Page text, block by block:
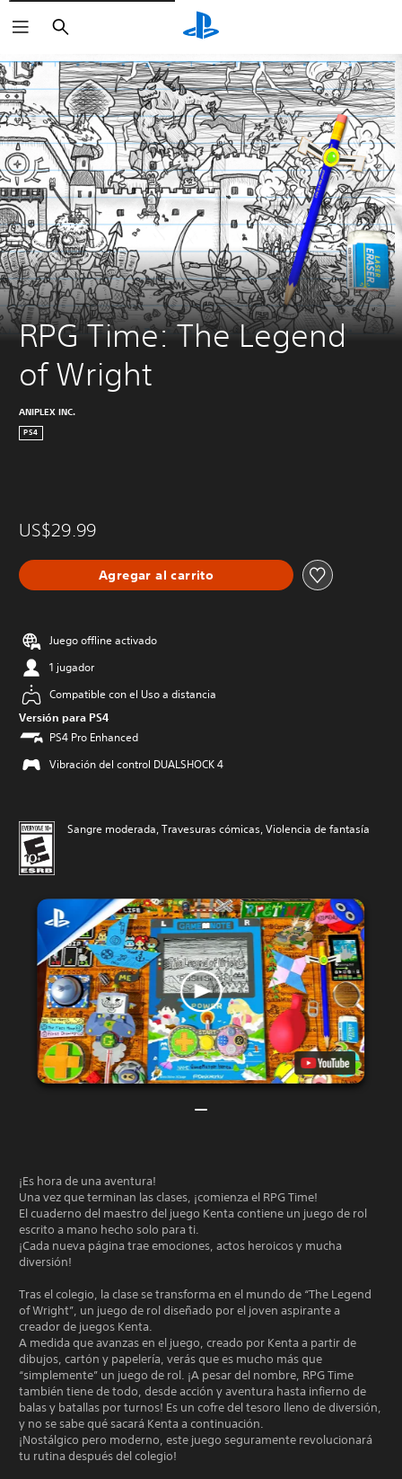
Buscar
RPG Time: The Legend
of Wright
ANIPLEX INC.
PS4
US$29.99
Agregar al carrito
Juego offline activado
1 jugador
Compatible con el Uso a distancia
Versión para PS4
PS4 Pro Enhanced
Vibración del control DUALSHOCK 4
Sangre moderada, Travesuras cómicas, Violencia de fantasía
¡Es hora de una aventura!
Una vez que terminan las clases, ¡comienza el RPG Time!
El cuaderno del maestro del juego Kenta contiene un juego de rol
escrito a mano hecho solo para ti.
¡Cada nueva página trae emociones, actos heroicos y mucha
diversión!
Tras el colegio, la clase se transforma en el mundo de “The Legend
of Wright”, un juego de rol diseñado por el joven aspirante a
creador de juegos Kenta.
A medida que avanzas en el juego, creado por Kenta a partir de
dibujos, cartón y papelería, verás que es mucho más que
“simplemente” un juego de rol. ¡A pesar del nombre, RPG Time
también tiene de todo, desde acción y aventura hasta infierno de
balas y batallas por turnos! Es un cofre del tesoro lleno de diversión,
y no se sabe qué sacará Kenta a continuación.
¡Nostálgico pero moderno, este juego seguramente revolucionará
tu rutina después del colegio!